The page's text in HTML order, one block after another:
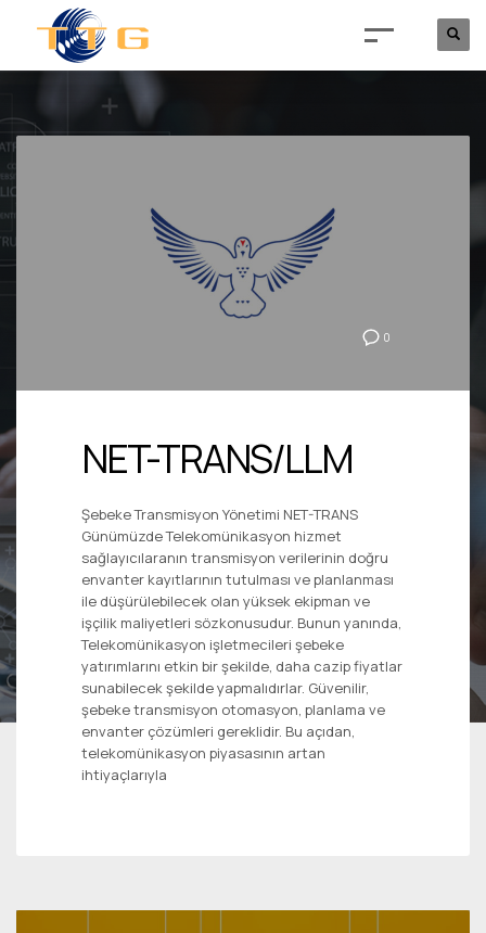
0
NET-TRANS/LLM
Şebeke Transmisyon Yönetimi NET-TRANS
Günümüzde Telekomünikasyon hizmet
sağlayıcılaranın transmisyon verilerinin doğru
envanter kayıtlarının tutulması ve planlanması
ile düşürülebilecek olan yüksek ekipman ve
işçilik maliyetleri sözkonusudur. Bunun yanında,
Telekomünikasyon işletmecileri şebeke
yatırımlarını etkin bir şekilde, daha cazip fiyatlar
sunabilecek şekilde yapmalıdırlar. Güvenilir,
şebeke transmisyon otomasyon, planlama ve
envanter çözümleri gereklidir. Bu açıdan,
telekomünikasyon piyasasının artan
ihtiyaçlarıyla